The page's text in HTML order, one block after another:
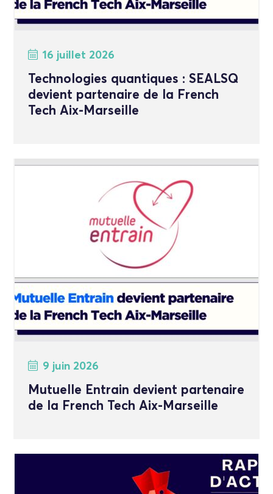
16 juillet 2026
Technologies quantiques : SEALSQ
devient partenaire de la French
Tech Aix-Marseille
9 juin 2026
Mutuelle Entrain devient partenaire
de la French Tech Aix-Marseille